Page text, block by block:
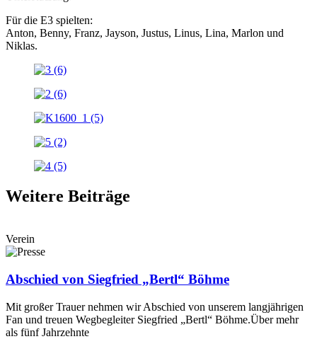
Für die E3 spielten:
Anton, Benny, Franz, Jayson, Justus, Linus, Lina, Marlon und
Niklas.
Weitere Beiträge
Verein
Abschied von Siegfried „Bertl“ Böhme
Mit großer Trauer nehmen wir Abschied von unserem langjährigen
Fan und treuen Wegbegleiter Siegfried „Bertl“ Böhme.Über mehr
als fünf Jahrzehnte